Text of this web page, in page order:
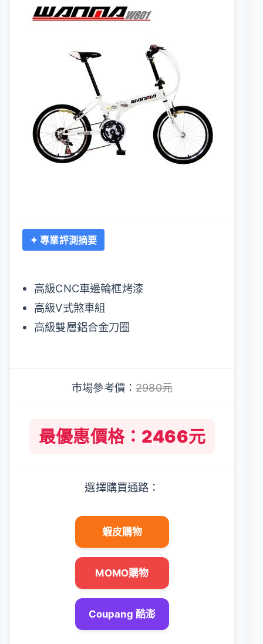
✦ 專業評測摘要
高級CNC車邊輪框烤漆
高級V式煞車組
高級雙層鋁合金刀圈
市場參考價：2980元
最優惠價格：2466元
選擇購買通路：
蝦皮購物
MOMO購物
Coupang 酷澎